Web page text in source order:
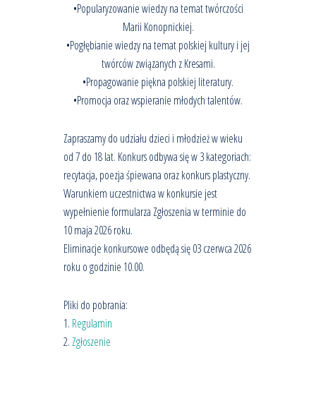
•Popularyzowanie wiedzy na temat twórczości
Marii Konopnickiej.
•Pogłębianie wiedzy na temat polskiej kultury i jej
twórców związanych z Kresami.
•Propagowanie piękna polskiej literatury.
•Promocja oraz wspieranie młodych talentów.
Zapraszamy do udziału dzieci i młodzież w wieku
od 7 do 18 lat. Konkurs odbywa się w 3 kategoriach:
recytacja, poezja śpiewana oraz konkurs plastyczny.
Warunkiem uczestnictwa w konkursie jest
wypełnienie formularza Zgłoszenia w terminie do
10 maja 2026 roku.
Eliminacje konkursowe odbędą się 03 czerwca 2026
roku o godzinie 10.00.
Pliki do pobrania:
1. Regulamin
2. Zgłoszenie